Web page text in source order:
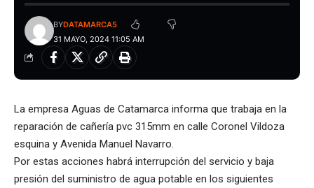
31 MAYO, 2024 11:05 AM
BYDATAMARCA5
La empresa Aguas de Catamarca informa que trabaja en la
reparación de cañería pvc 315mm en calle Coronel Vildoza
esquina y Avenida Manuel Navarro.
Por estas acciones habrá interrupción del servicio y baja
presión del suministro de agua potable en los siguientes